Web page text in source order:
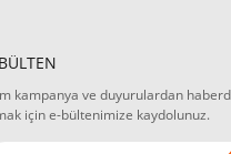
kampanya ve duyurulardan
için e-bültenimize kaydolunuz.